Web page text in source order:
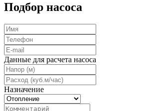
Подбор насоса
Данные для расчета насоса
Назначение